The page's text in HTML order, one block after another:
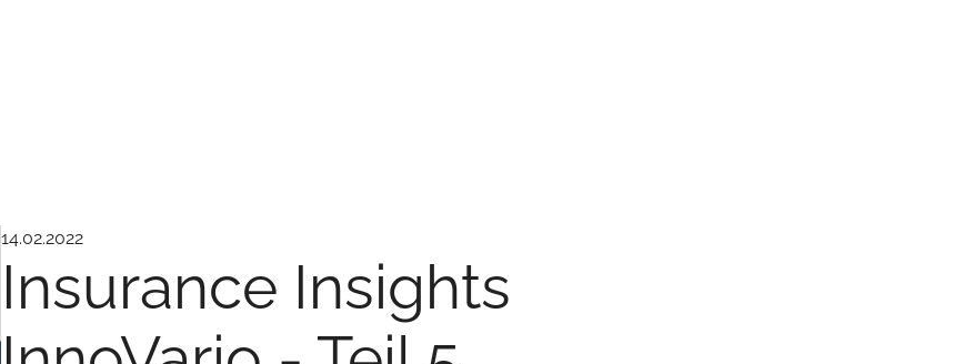
14.02.2022
Insurance Insights